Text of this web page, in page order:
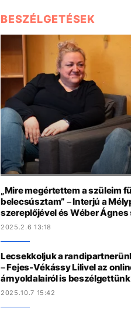
BESZÉLGETÉSEK
„Mire megértettem a szüleim
belecsúsztam” – Interjú a
szereplőjével és Wéber
2025.2.6 13:18
Lecsekkoljuk a
– Fejes-Vékássy Lilivel az
árnyoldalairól is beszélgettünk
2025.10.7 15:42